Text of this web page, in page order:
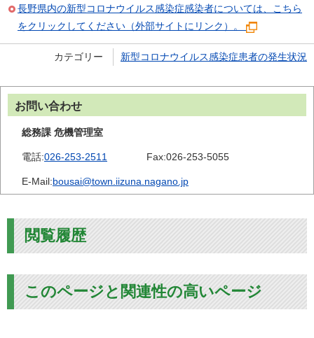
長野県内の新型コロナウイルス感染症感染者については、こちら
をクリックしてください（外部サイトにリンク）。
カテゴリー 新型コロナウイルス感染症患者の発生状況
お問い合わせ
総務課 危機管理室
電話:026-253-2511 Fax:026-253-5055
E-Mail:bousai@town.iizuna.nagano.jp
閲覧履歴
このページと関連性の高いページ